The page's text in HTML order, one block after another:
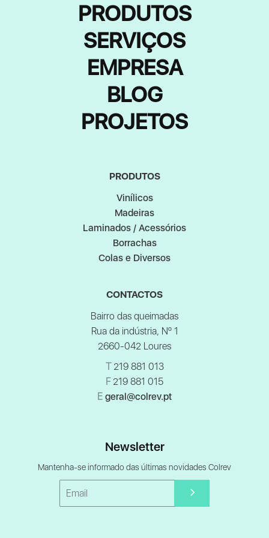
PRODUTOS
SERVIÇOS
EMPRESA
BLOG
PROJETOS
PRODUTOS
Vinílicos
Madeiras
Laminados / Acessórios
Borrachas
Colas e Diversos
CONTACTOS
Bairro das queimadas
Rua da indústria, Nº 1
2660-042 Loures
T219 881 013
F219 881 015
E geral@colrev.pt
Newsletter
Mantenha-se informado das últimas novidades Colrev